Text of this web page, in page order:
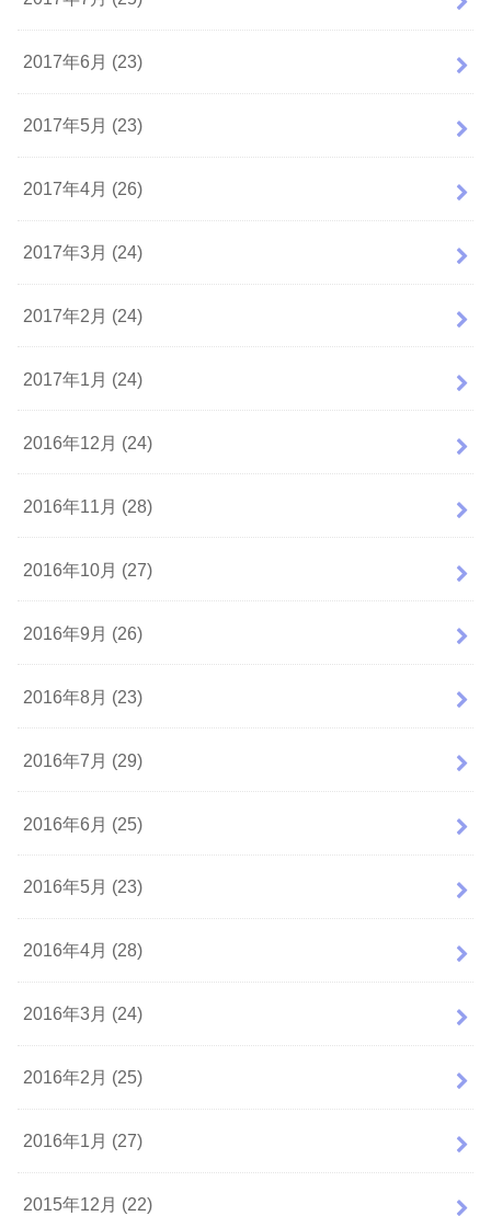
2017年6月 (23)
2017年5月 (23)
2017年4月 (26)
2017年3月 (24)
2017年2月 (24)
2017年1月 (24)
2016年12月 (24)
2016年11月 (28)
2016年10月 (27)
2016年9月 (26)
2016年8月 (23)
2016年7月 (29)
2016年6月 (25)
2016年5月 (23)
2016年4月 (28)
2016年3月 (24)
2016年2月 (25)
2016年1月 (27)
2015年12月 (22)